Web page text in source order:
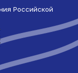
Российской